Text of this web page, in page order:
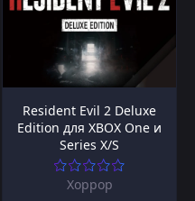
Resident Evil 2 Deluxe
Edition для XBOX One и
Series X/S
Хоррор